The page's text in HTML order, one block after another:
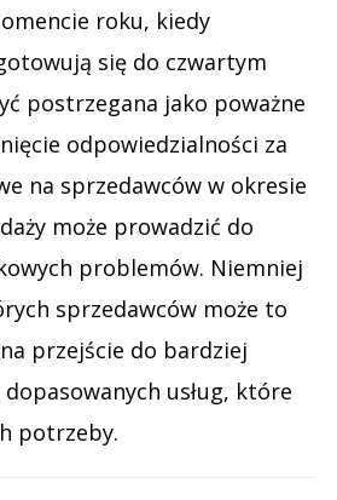
roku, kiedy
się do czwartym
postrzegana jako poważne
odpowiedzialności za
na sprzedawców w okresie
może prowadzić do
problemów. Niemniej
sprzedawców może to
przejście do bardziej
usług, które
potrzeby.